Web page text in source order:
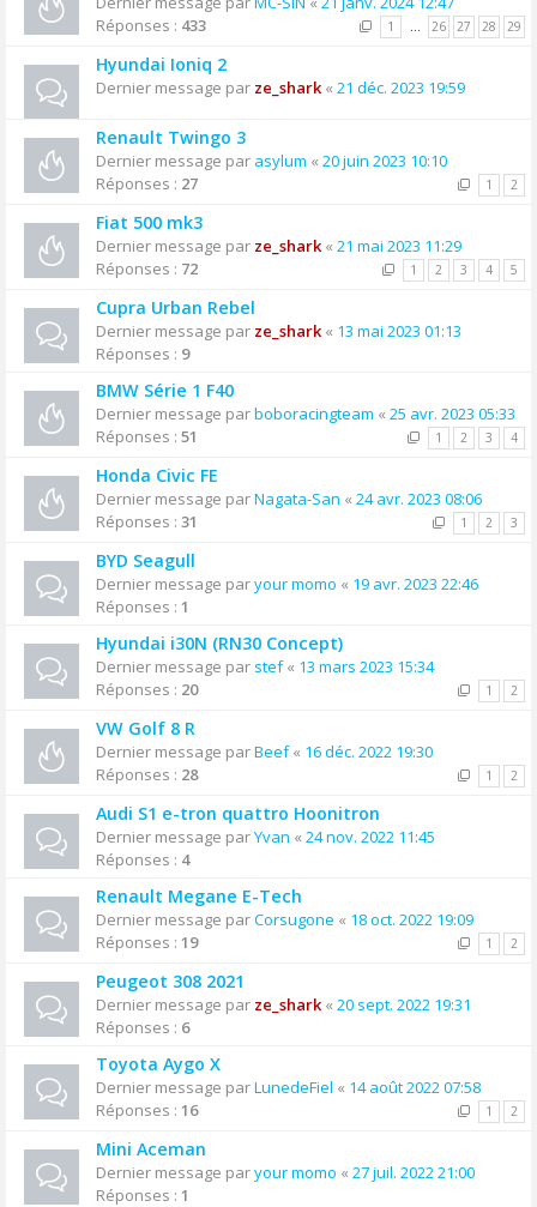
Réponses : 433 1 … 26 27 28 29
Hyundai Ioniq 2
Dernier message par ze_shark« 21 déc. 2023 19:59
Renault Twingo 3
Dernier message par asylum « 20 juin 2023 10:10
Réponses : 27 1 2
Fiat 500 mk3
Dernier message par ze_shark« 21 mai 2023 11:29
Réponses : 72 1 2 3 4 5
Cupra Urban Rebel
Dernier message par ze_shark« 13 mai 2023 01:13
Réponses : 9
BMW Série 1 F40
Dernier message parboboracingteam « 25 avr. 2023 05:33
Réponses : 51 1 2 3 4
Honda Civic FE
Dernier message parNagata-San « 24 avr. 2023 08:06
Réponses : 31 1 2 3
BYD Seagull
Dernier message paryour momo « 19 avr. 2023 22:46
Réponses : 1
Hyundai i30N (RN30 Concept)
Dernier message par stef« 13 mars 2023 15:34
Réponses : 20 1 2
VW Golf 8 R
Dernier message parBeef« 16 déc. 2022 19:30
Réponses : 28 1 2
Audi S1 e-tron quattro Hoonitron
Dernier message parYvan « 24 nov. 2022 11:45
Réponses : 4
Renault Megane E-Tech
Dernier message parCorsugone « 18 oct. 2022 19:09
Réponses : 19 1 2
Peugeot 308 2021
Dernier message par ze_shark« 20 sept. 2022 19:31
Réponses : 6
Toyota Aygo X
Dernier message parLunedeFiel « 14 août 2022 07:58
Réponses : 16 1 2
Mini Aceman
Dernier message paryour momo « 27 juil. 2022 21:00
Réponses : 1